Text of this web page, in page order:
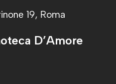
19, Roma
D’Amore